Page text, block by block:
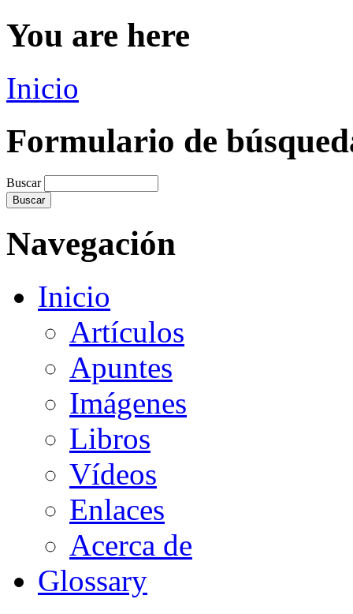
You are here
Inicio
Formulario de
Buscar
Navegación
Inicio
Artículos
Apuntes
Imágenes
Libros
Vídeos
Enlaces
Acerca de
Glossary